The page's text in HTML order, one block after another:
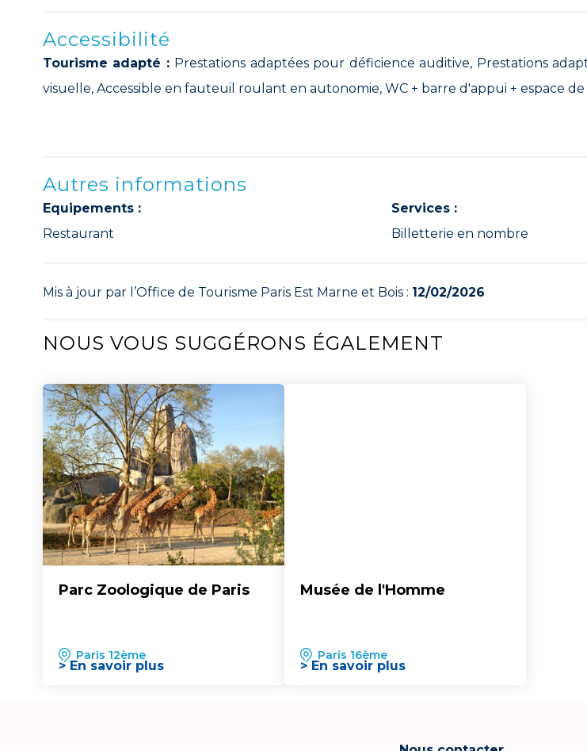
Accessibilité
Tourisme adapté : Prestations adaptées pour déficience auditive, Prestations
visuelle, Accessible en fauteuil roulant en autonomie, WC + barre d'appui + espace
Autres informations
Equipements :
Restaurant
Services :
Billetterie en nombre
Mis à jour par l’Office de Tourisme Paris Est Marne et Bois : 12/02/2026
NOUS VOUS SUGGÉRONS ÉGALEMENT
Parc Zoologique de Paris
Paris 12ème
> En savoir plus
Musée de l'Homme
Paris 16ème
> En savoir plus